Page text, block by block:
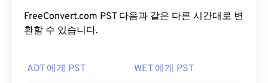
FreeConvert.com PST 다음과 같은 다른 시간대로 변
환할 수 있습니다.
ADT 에게 PST WET 에게 PST